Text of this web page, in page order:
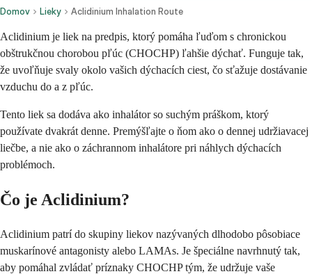
Domov Lieky Aclidinium Inhalation Route
Aclidinium je liek na predpis, ktorý pomáha ľuďom s chronickou
obštrukčnou chorobou pľúc (CHOCHP) ľahšie dýchať. Funguje tak,
že uvoľňuje svaly okolo vašich dýchacích ciest, čo sťažuje dostávanie
vzduchu do a z pľúc.
Tento liek sa dodáva ako inhalátor so suchým práškom, ktorý
používate dvakrát denne. Premýšľajte o ňom ako o dennej udržiavacej
liečbe, a nie ako o záchrannom inhalátore pri náhlych dýchacích
problémoch.
Čo je Aclidinium?
Aclidinium patrí do skupiny liekov nazývaných dlhodobo pôsobiace
muskarínové antagonisty alebo LAMAs. Je špeciálne navrhnutý tak,
aby pomáhal zvládať príznaky CHOCHP tým, že udržuje vaše